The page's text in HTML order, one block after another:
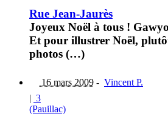
Rue Jean-Jaurès
Joyeux Noël à tous !
Et pour illustrer Noël,
photos (…)
16 mars 2009 - Vincent P.
| 3
(Pauillac)